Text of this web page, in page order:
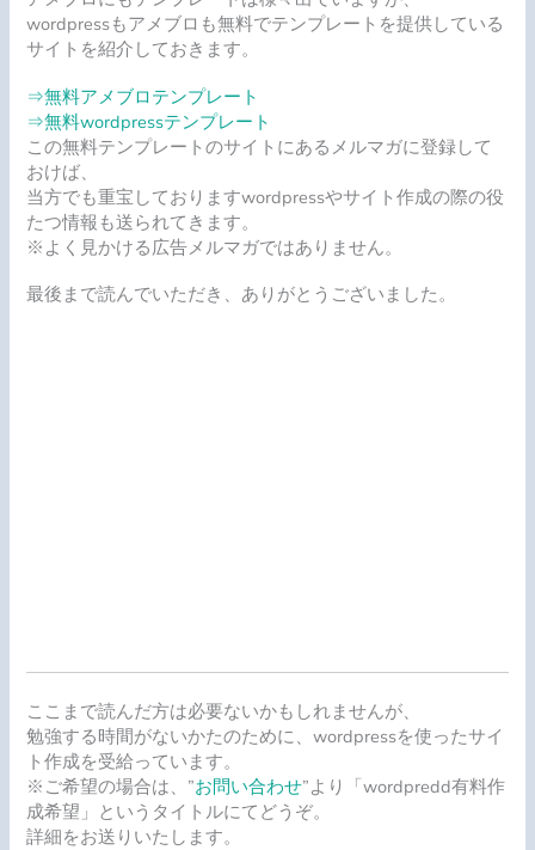
wordpressもアメブロも無料でテンプレートを提供している
サイトを紹介しておきます。
⇒無料アメブロテンプレート
⇒無料wordpressテンプレート
この無料テンプレートのサイトにあるメルマガに登録して
おけば、
当方でも重宝しておりますwordpressやサイト作成の際の役
たつ情報も送られてきます。
※よく見かける広告メルマガではありません。
最後まで読んでいただき、ありがとうございました。
ここまで読んだ方は必要ないかもしれませんが、
勉強する時間がないかたのために、wordpressを使ったサイ
ト作成を受給っています。
※ご希望の場合は、”お問い合わせ”より「wordpredd有料作
成希望」というタイトルにてどうぞ。
詳細をお送りいたします。